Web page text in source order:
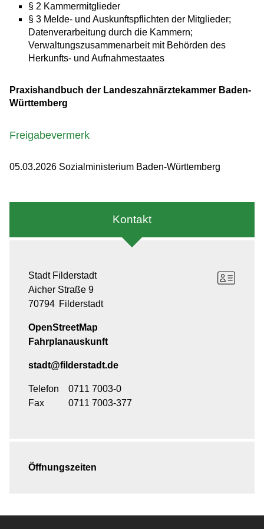
§ 2 Kammermitglieder
§ 3 Melde- und Auskunftspflichten der Mitglieder;
Datenverarbeitung durch die Kammern;
Verwaltungszusammenarbeit mit Behörden des
Herkunfts- und Aufnahmestaates
Praxishandbuch der Landeszahnärztekammer Baden-
Württemberg
Freigabevermerk
05.03.2026 Sozialministerium Baden-Württemberg
Kontakt
Stadt Filderstadt
Aicher Straße 9
70794 Filderstadt
OpenStreetMap
Fahrplanauskunft
stadt@filderstadt.de
Telefon
0711 7003-0
Fax
0711 7003-377
Öffnungszeiten